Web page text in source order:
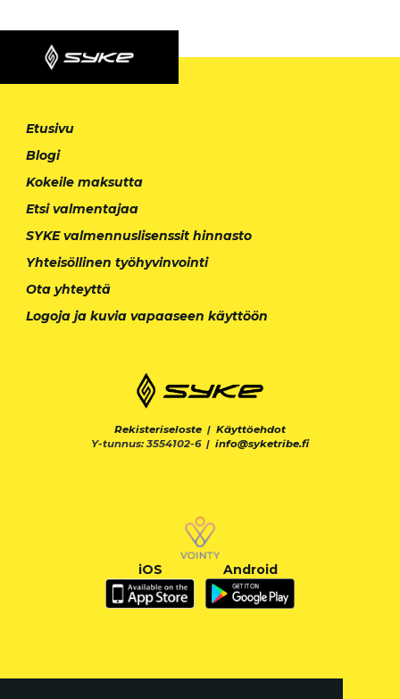
Etusivu
Blogi
Kokeile maksutta
Etsi valmentajaa
SYKE valmennuslisenssit hinnasto
Yhteisöllinen työhyvinvointi
Ota yhteyttä
Logoja ja kuvia vapaaseen käyttöön
Rekisteriseloste | Käyttöehdot
Y-tunnus: 3554102-6 | info@syketribe.fi
iOS Android